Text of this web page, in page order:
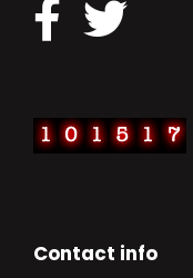
Contact info